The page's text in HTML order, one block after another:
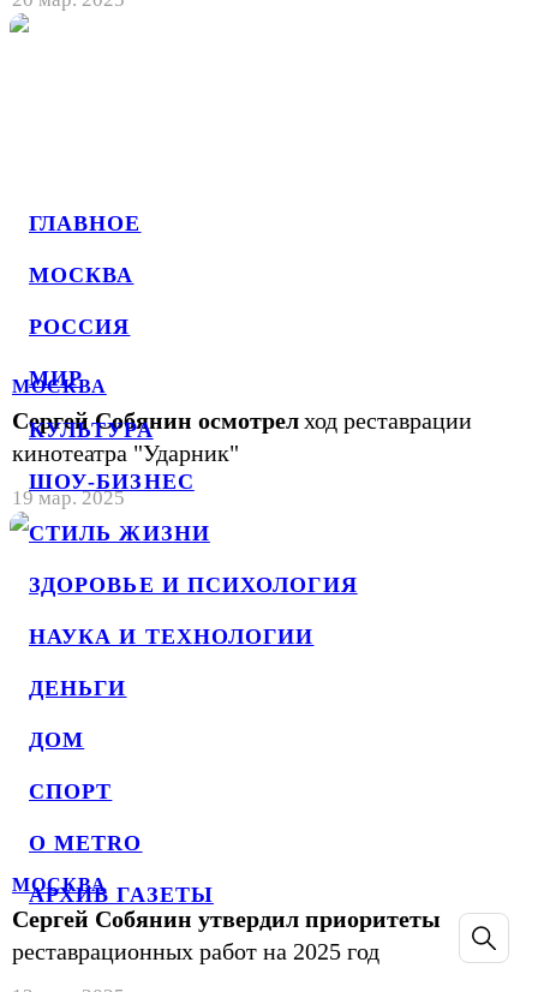
ГЛАВНОЕ
МОСКВА
РОССИЯ
МИР
КУЛЬТУРА
ШОУ-БИЗНЕС
СТИЛЬ ЖИЗНИ
ЗДОРОВЬЕ И ПСИХОЛОГИЯ
НАУКА И ТЕХНОЛОГИИ
ДЕНЬГИ
ДОМ
СПОРТ
О METRO
АРХИВ ГАЗЕТЫ
МОСКВА
Сергей Собянин осмотрелход реставрации
кинотеатра "Ударник"
19 мар. 2025
МОСКВА
Сергей Собянин утвердил приоритеты
реставрационных работ на 2025 год